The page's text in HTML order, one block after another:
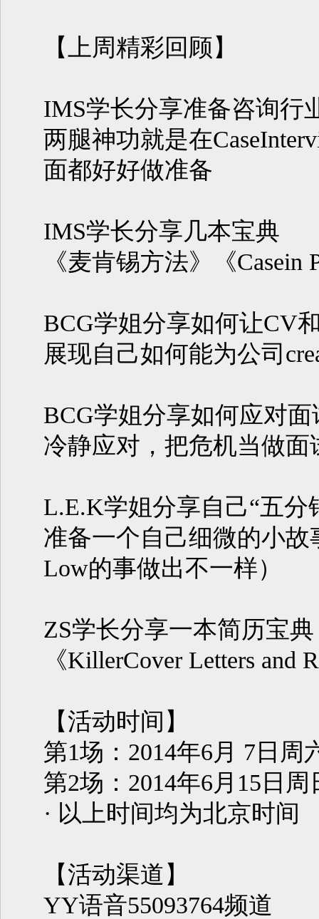
【上周精彩回顾】
IMS学长分享准备咨询行
两腿神功就是在
面都好好做准备
IMS学长分享几本宝典
《麦肯锡方法》《Casein
BCG学姐分享如何让CV
展现自己如何能为公司
BCG学姐分享如何应对面
冷静应对，把危机当做
L.E.K学姐分享自己“五分
准备一个自己细微的小
Low的事做出不一样）
ZS学长分享一本简历宝典
《KillerCover Letters and
【活动时间】
第1场：2014年6月 7日周
第2场：2014年6月15日周
· 以上时间均为北京时间
【活动渠道】
YY语音55093764频道